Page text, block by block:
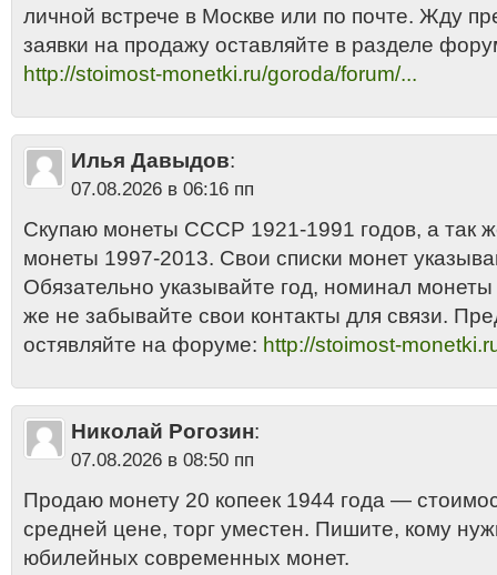
личной встрече в Москве или по почте. Жду
заявки на продажу оставляйте в разделе
http://stoimost-monetki.ru/goroda/forum/...
Илья Давыдов:
07.08.2026 в 06:16 пп
Скупаю монеты СССР 1921-1991 годов, а так
монеты 1997-2013. Свои списки монет
Обязательно указывайте год, номинал монеты
же не забывайте свои контакты для связи.
остявляйте на форуме: http://stoimost-
Николай Рогозин:
07.08.2026 в 08:50 пп
Продаю монету 20 копеек 1944 года —
средней цене, торг уместен. Пишите, кому
юбилейных современных монет.